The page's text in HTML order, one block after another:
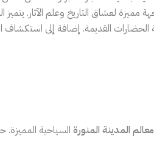
لعشاق التاريخ وعلم الآثار.
الحضارات القديمة. إضافة إلى
معالم المدينة المنورة السياحية